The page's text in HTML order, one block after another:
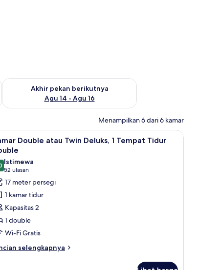
Agu 7 - Agu 9
Akhir pekan berikutnya
Agu 14 - Agu 16
Periksa ketersediaan untuk akhir pekan berikutnya Agu 14 -
Menampilkan 6 dari 6 kamar
Tidur Double | Minibar, brankas, meja kerja, dan kedap suara
Kamar Double atau Twin Deluks, 1 Tempat
12
Double atau Twin Deluks, 1 Tempat Tidur
dari 10
Istimewa
52 ulasan
(52
ulasan)
17 meter persegi
1 kamar tidur
Kapasitas 2
1 double
Wi-Fi Gratis
selengkapnya